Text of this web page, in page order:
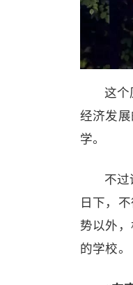
这个
经济发
学。
不
日下，
势以外
的学校。